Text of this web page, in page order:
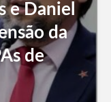
e Daniel
da
de